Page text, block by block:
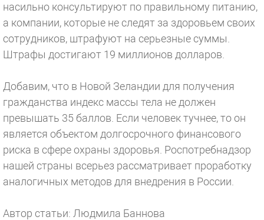
насильно консультируют по правильному питанию,
а компании, которые не следят за здоровьем своих
сотрудников, штрафуют на серьезные суммы.
Штрафы достигают 19 миллионов долларов.
Добавим, что в Новой Зеландии для получения
гражданства индекс массы тела не должен
превышать 35 баллов. Если человек тучнее, то он
является объектом долгосрочного финансового
риска в сфере охраны здоровья. Роспотребнадзор
нашей страны всерьез рассматривает проработку
аналогичных методов для внедрения в России.
Автор статьи: Людмила Баннова